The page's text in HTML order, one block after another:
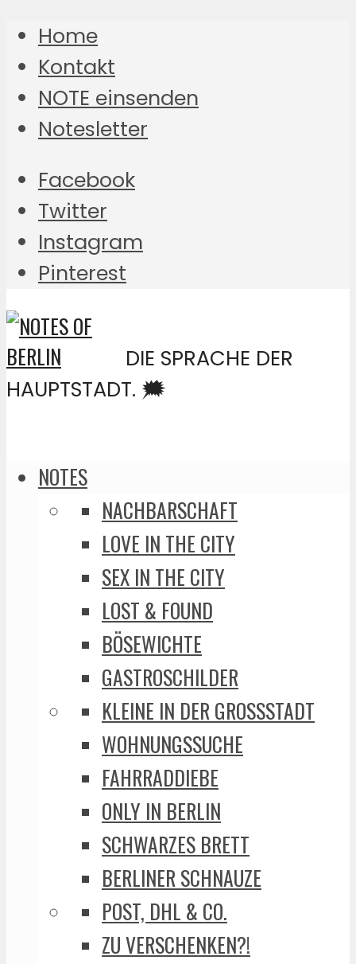
Home
Kontakt
NOTE einsenden
Notesletter
Facebook
Twitter
Instagram
Pinterest
DIE SPRACHE DER
HAUPTSTADT. 🗯️
NOTES
NACHBARSCHAFT
LOVE IN THE CITY
SEX IN THE CITY
LOST & FOUND
BÖSEWICHTE
GASTROSCHILDER
KLEINE IN DER GROSSSTADT
WOHNUNGSSUCHE
FAHRRADDIEBE
ONLY IN BERLIN
SCHWARZES BRETT
BERLINER SCHNAUZE
POST, DHL & CO.
ZU VERSCHENKEN?!